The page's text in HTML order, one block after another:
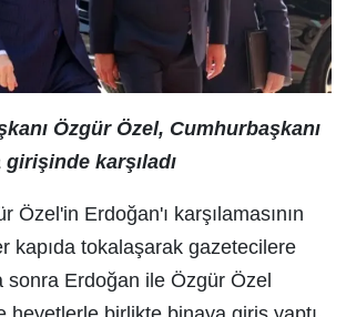
Özgür Özel, Cumhurbaşkanı
karşıladı
Özel'in Erdoğan'ı karşılamasının
kapıda tokalaşarak gazetecilere
sonra Erdoğan ile Özgür Özel